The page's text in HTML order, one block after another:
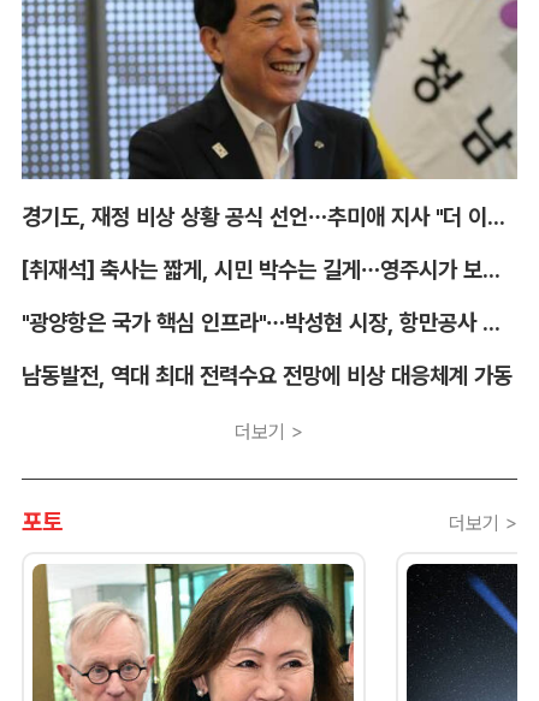
경기도, 재정 비상 상황 공식 선언…추미애 지사 "더 이상 끌어다 쓸 재원 없어"
[취재석] 축사는 짧게, 시민 박수는 길게…영주시가 보여준 축제 변화
"광양항은 국가 핵심 인프라"…박성현 시장, 항만공사 통합 우려 표명
남동발전, 역대 최대 전력수요 전망에 비상 대응체계 가동
더보기 >
포토 더보기 >